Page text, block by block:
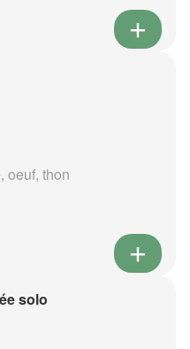
oeuf, thon
solo